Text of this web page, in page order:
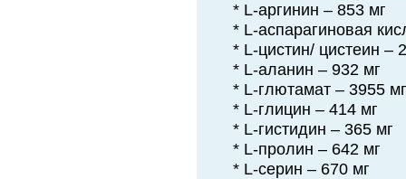
* L-аргинин – 853 мг
* L-аспарагиновая
* L-цистин/ цистеин –
* L-аланин – 932 мг
* L-глютамат – 3955 мг
* L-глицин – 414 мг
* L-гистидин – 365 мг
* L-пролин – 642 мг
* L-серин – 670 мг